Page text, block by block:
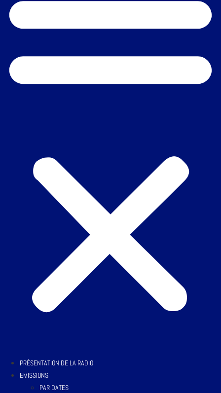
PRÉSENTATION DE LA RADIO
EMISSIONS
PAR DATES